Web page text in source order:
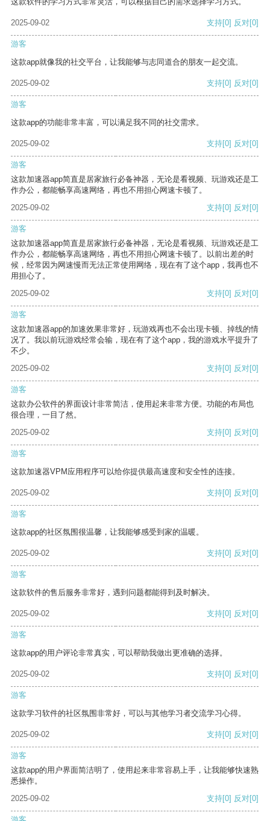
2025-09-02 支持[0] 反对[0]
游客
这款app就像我的社交平台，让我能够与志同道合的朋友一起交流。
2025-09-02 支持[0] 反对[0]
游客
这款app的功能非常丰富，可以满足我不同的社交需求。
2025-09-02 支持[0] 反对[0]
游客
这款加速器app简直是居家旅行必备神器，无论是看视频、玩游戏还是工
作办公，都能畅享高速网络，再也不用担心网速卡顿了。
2025-09-02
支持[0] 反对[0]
游客
这款加速器app简直是居家旅行必备神器，无论是看视频、玩游戏还是工
作办公，都能畅享高速网络，再也不用担心网速卡顿了。以前出差的时
候，经常因为网速慢而无法正常使用网络，现在有了这个app，我再也不
用担心了。
2025-09-02
支持[0] 反对[0]
游客
这款加速器app的加速效果非常好，玩游戏再也不会出现卡顿、掉线的情
况了。我以前玩游戏经常会输，现在有了这个app，我的游戏水平提升了
不少。
2025-09-02
支持[0] 反对[0]
游客
这款办公软件的界面设计非常简洁，使用起来非常方便。功能的布局也
很合理，一目了然。
2025-09-02
支持[0] 反对[0]
游客
这款加速器VPM应用程序可以给你提供最高速度和安全性的连接。
2025-09-02 支持[0] 反对[0]
游客
这款app的社区氛围很温馨，让我能够感受到家的温暖。
2025-09-02 支持[0] 反对[0]
游客
这款软件的售后服务非常好，遇到问题都能得到及时解决。
2025-09-02 支持[0] 反对[0]
游客
这款app的用户评论非常真实，可以帮助我做出更准确的选择。
2025-09-02 支持[0] 反对[0]
游客
这款学习软件的社区氛围非常好，可以与其他学习者交流学习心得。
2025-09-02 支持[0] 反对[0]
游客
这款app的用户界面简洁明了，使用起来非常容易上手，让我能够快速熟
悉操作。
2025-09-02
支持[0] 反对[0]